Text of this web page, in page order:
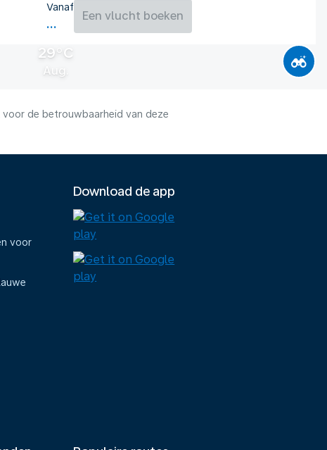
29°C
Aug.
Vanaf
Een vlucht boeken
de betrouwbaarheid van deze
voor
Download de app